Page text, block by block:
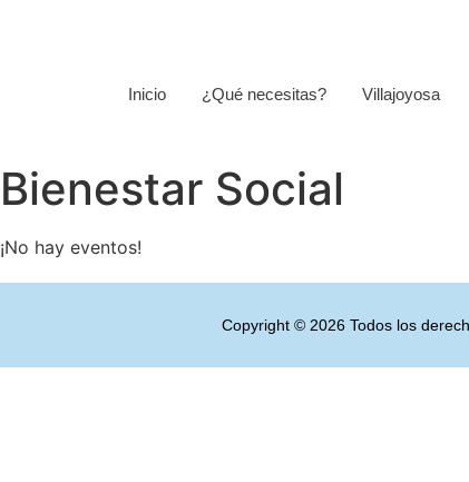
Inicio ¿Qué necesitas? Villajoyosa
Bienestar Social
¡No hay eventos!
Copyright © 2026 Todos los